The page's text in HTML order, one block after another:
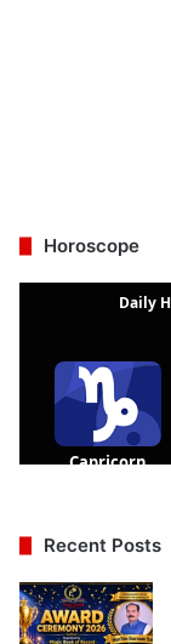
Horoscope
Recent Posts